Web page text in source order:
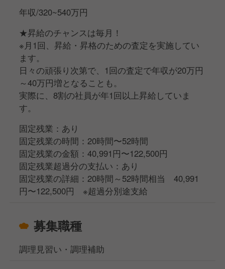
【ここが評価されています！】
「明日への活力」を充電できる場所 お客様からは
「ここに来ると元気がもらえる」という声を最も多く
いただきます。飲食店の枠を超え、街のパワースポッ
トとして機能している点が最大の評価ポイントです。
「個」が評価される表彰制度 「一家祭り」などの社
内イベントでは、売上だけでなく「どれだけお客様を
喜ばせたか（ファンを作ったか）」を正当に評価。頑
張りが見える化される仕組みがあります。"
オープンキッチンにて、全国から届く厳選食材を使用
した料理の提供をお任せします。
本格調理の習得： 既製品に頼らず、出汁を取るとこ
ろから、魚の三枚おろし、煮物、揚げ物まで、和食の
基礎から応用までを習得できます。
名物「炉端焼き」： カウンター越しにお客様と会話
をしながら、炭火で素材を最高の状態に焼き上げま
す。
メニュー開発： 「今月の旬」を使ったおすすめメニ
ューの考案など、現場のアイディアがどんどん採用さ
れる環境です。
後は研修を通じて、理念やブランドのこだわりを学び
丁寧に教えます。
年収/320~540万円
★昇給のチャンスは毎月！
※月1回、昇給・昇格のための査定を実施してい
ます。
日々の頑張り次第で、1回の査定で年収が20万円
～40万円増となることも。
実際に、8割の社員が年1回以上昇給していま
す。
固定残業：あり
固定残業の時間：20時間〜52時間
固定残業の金額：40,991円〜122,500円
固定残業超過分の支払い：あり
固定残業の詳細：20時間～52時間相当 40,991
円〜122,500円 ※超過分別途支給
募集職種
調理見習い・調理補助